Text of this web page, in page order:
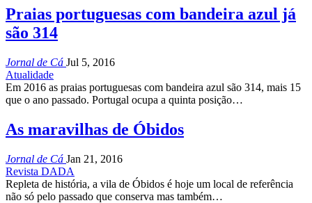
Praias portuguesas com bandeira azul já
são 314
Jornal de Cá Jul 5, 2016
Atualidade
Em 2016 as praias portuguesas com bandeira azul são 314, mais 15
que o ano passado. Portugal ocupa a quinta posição…
As maravilhas de Óbidos
Jornal de Cá Jan 21, 2016
Revista DADA
Repleta de história, a vila de Óbidos é hoje um local de referência
não só pelo passado que conserva mas também…